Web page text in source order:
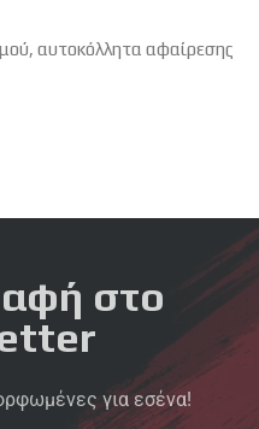
αυτοκόλλητα αφαίρεσης
στο
για εσένα!